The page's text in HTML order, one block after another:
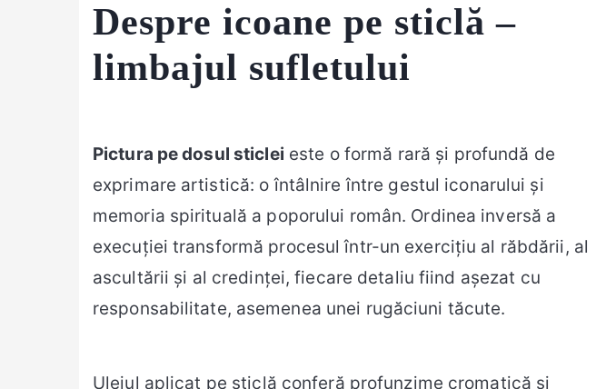
Despre icoane pe sticlă –
limbajul sufletului
Pictura pe dosul sticlei este o formă rară și profundă de
exprimare artistică: o întâlnire între gestul iconarului și
memoria spirituală a poporului român. Ordinea inversă a
execuției transformă procesul într-un exercițiu al răbdării, al
ascultării și al credinței, fiecare detaliu fiind așezat cu
responsabilitate, asemenea unei rugăciuni tăcute.
Uleiul aplicat pe sticlă conferă profunzime cromatică și